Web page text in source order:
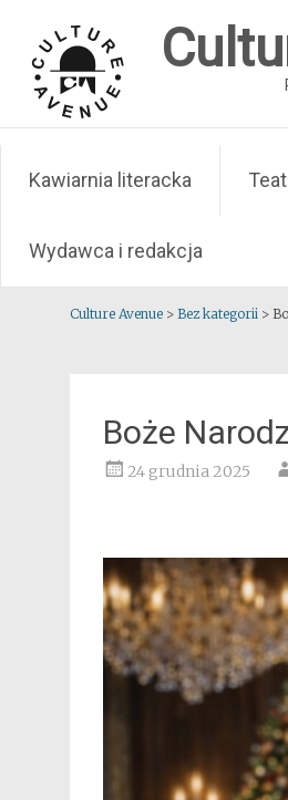
content
Kawiarnia literacka
Wydawca i redakcja
Culture Avenue > Bez kategorii >
Boże
24 grudnia 2025